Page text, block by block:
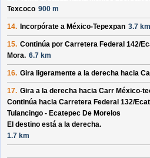
Texcoco 900 m
14. Incorpórate a México-Tepexpan 3.7 km
15. Continúa por Carretera Federal 142/
Mora. 6.7 km
16. Gira ligeramente a la derecha hacia
17. Gira a la derecha hacia Carr México-
Continúa hacia Carretera Federal 132/
Tulancingo - Ecatepec De Morelos
El destino está a la derecha.
1.7 km